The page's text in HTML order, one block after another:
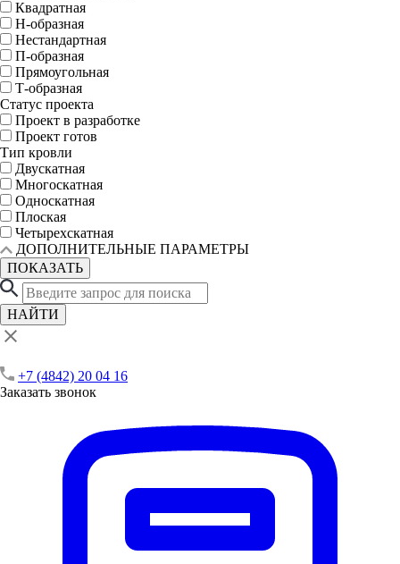
Квадратная
Н-образная
Нестандартная
П-образная
Прямоугольная
Т-образная
Статус проекта
Проект в разработке
Проект готов
Тип кровли
Двускатная
Многоскатная
Односкатная
Плоская
Четырехскатная
ДОПОЛНИТЕЛЬНЫЕ ПАРАМЕТРЫ
ПОКАЗАТЬ
НАЙТИ
+7 (4842) 20 04 16
Заказать звонок